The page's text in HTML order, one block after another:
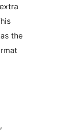
the